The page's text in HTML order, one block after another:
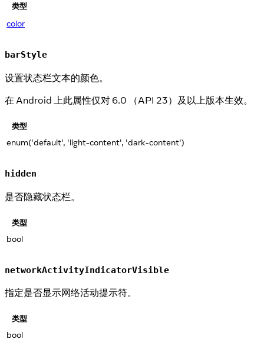
类型
color
barStyle
设置状态栏文本的颜色。
在 Android 上此属性仅对 6.0 （API 23）及以上版本生效。
类型
enum('default', 'light-content', 'dark-content')
hidden
是否隐藏状态栏。
类型
bool
networkActivityIndicatorVisible
指定是否显示网络活动提示符。
类型
bool